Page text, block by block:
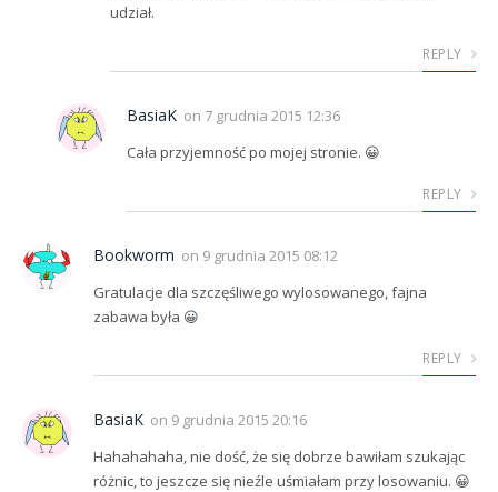
udział.
REPLY
BasiaK on 7 grudnia 2015 12:36
Cała przyjemność po mojej stronie. 😀
REPLY
Bookworm on 9 grudnia 2015 08:12
Gratulacje dla szczęśliwego wylosowanego, fajna
zabawa była 😀
REPLY
BasiaK on 9 grudnia 2015 20:16
Hahahahaha, nie dość, że się dobrze bawiłam szukając
różnic, to jeszcze się nieźle uśmiałam przy losowaniu. 😀